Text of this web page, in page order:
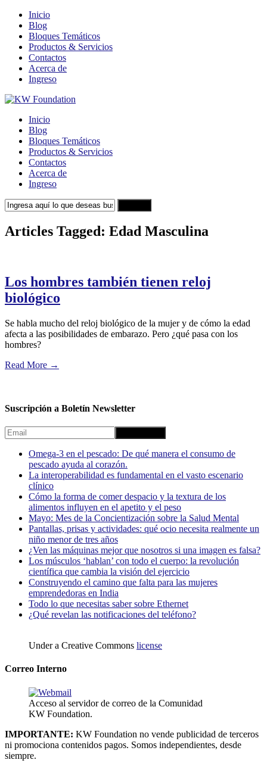
Inicio
Blog
Bloques Temáticos
Productos & Servicios
Contactos
Acerca de
Ingreso
Inicio
Blog
Bloques Temáticos
Productos & Servicios
Contactos
Acerca de
Ingreso
Articles Tagged: Edad Masculina
Los hombres también tienen reloj
biológico
Se habla mucho del reloj biológico de la mujer y de cómo la edad
afecta a las posibilidades de embarazo. Pero ¿qué pasa con los
hombres?
Read More →
Suscripción a Boletín Newsletter
Omega-3 en el pescado: De qué manera el consumo de
pescado ayuda al corazón.
La interoperabilidad es fundamental en el vasto escenario
clínico
Cómo la forma de comer despacio y la textura de los
alimentos influyen en el apetito y el peso
Mayo: Mes de la Concientización sobre la Salud Mental
Pantallas, prisas y actividades: qué ocio necesita realmente un
niño menor de tres años
¿Ven las máquinas mejor que nosotros si una imagen es falsa?
Los músculos ‘hablan’ con todo el cuerpo: la revolución
científica que cambia la visión del ejercicio
Construyendo el camino que falta para las mujeres
emprendedoras en India
Todo lo que necesitas saber sobre Ethernet
¿Qué revelan las notificaciones del teléfono?
Under a Creative Commons license
Correo Interno
Acceso al servidor de correo de la Comunidad
KW Foundation.
IMPORTANTE: KW Foundation no vende publicidad de terceros
ni promociona contenidos pagos. Somos independientes, desde
siempre.